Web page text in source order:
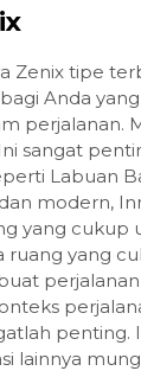
Zenix tipe
Anda
perjalanan.
sangat
Labuan
modern,
yang cukup
ruang yang
penting.
lainnya